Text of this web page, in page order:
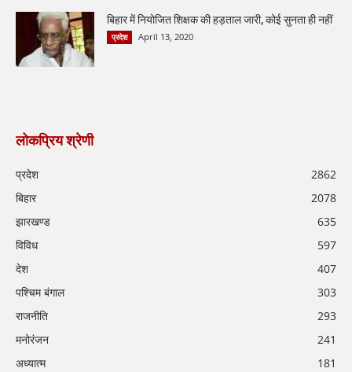
बिहार में नियोजित शिक्षक की हड़ताल जारी, कोई सुनता ही नहीं
प्रदेश April 13, 2020
लोकप्रिय श्रेणी
प्रदेश
2862
बिहार
2078
झारखण्ड
635
विविध
597
देश
407
पश्चिम बंगाल
303
राजनीति
293
मनोरंजन
241
अध्यात्म
181